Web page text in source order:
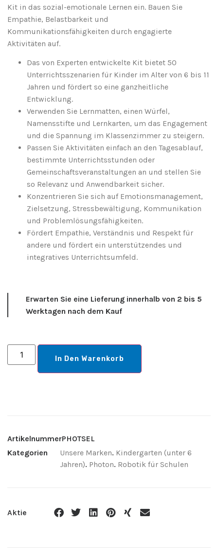
Kit in das sozial-emotionale Lernen ein. Bauen Sie
Empathie, Belastbarkeit und
Kommunikationsfähigkeiten durch engagierte
Aktivitäten auf.
Das von Experten entwickelte Kit bietet 50
Unterrichtsszenarien für Kinder im Alter von 6 bis 11
Jahren und fördert so eine ganzheitliche
Entwicklung.
Verwenden Sie Lernmatten, einen Würfel,
Namensstifte und Lernkarten, um das Engagement
und die Spannung im Klassenzimmer zu steigern.
Passen Sie Aktivitäten einfach an den Tagesablauf,
bestimmte Unterrichtsstunden oder
Gemeinschaftsveranstaltungen an und stellen Sie
so Relevanz und Anwendbarkeit sicher.
Konzentrieren Sie sich auf Emotionsmanagement,
Zielsetzung, Stressbewältigung, Kommunikation
und Problemlösungsfähigkeiten.
Fördert Empathie, Verständnis und Respekt für
andere und fördert ein unterstützendes und
integratives Unterrichtsumfeld.
Erwarten Sie eine Lieferung innerhalb von 2 bis 5
Werktagen nach dem Kauf
In Den Warenkorb
ArtikelnummerPHOTSEL
Kategorien
Unsere Marken. Kindergarten (unter 6
Jahren). Photon. Robotik für Schulen
Aktie